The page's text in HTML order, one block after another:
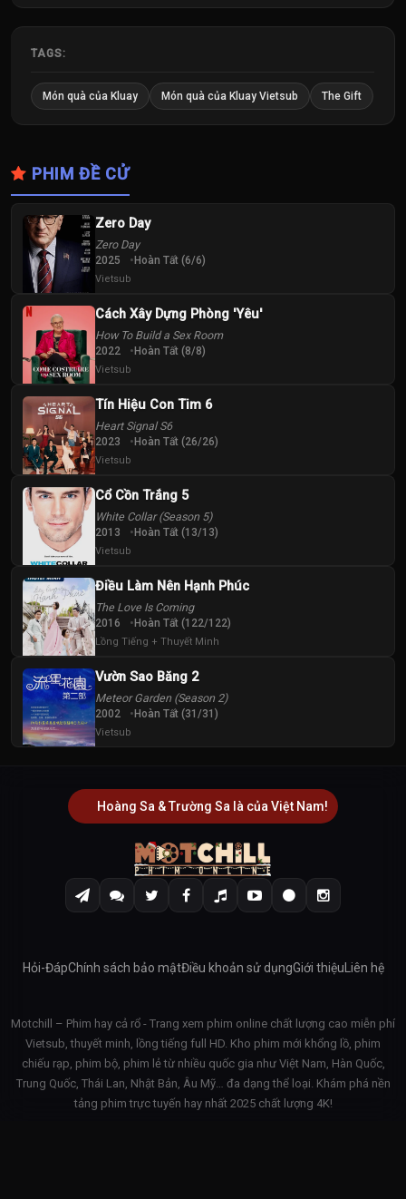
25
26
27
28
Tập
29
Tập
30
Tập
Tập
34
Tập
TAGS:
Món quà của Kluay Món quà của Kluay Vietsub The Gift
PHIM ĐỀ CỬ
Zero Day
Zero Day
2025 Hoàn Tất (6/6)
Vietsub
Cách Xây Dựng Phòng 'Yêu'
How To Build a Sex Room
2022 Hoàn Tất (8/8)
Vietsub
Tín Hiệu Con Tim 6
Heart Signal S6
2023 Hoàn Tất (26/26)
Vietsub
Cổ Cồn Trắng 5
White Collar (Season 5)
2013 Hoàn Tất (13/13)
Vietsub
Điều Làm Nên Hạnh Phúc
The Love Is Coming
2016 Hoàn Tất (122/122)
Lồng Tiếng + Thuyết Minh
Vườn Sao Băng 2
Meteor Garden (Season 2)
2002 Hoàn Tất (31/31)
Vietsub
Hoàng Sa & Trường Sa là của Việt Nam!
Hỏi-ĐápChính sách bảo mậtĐiều khoản sử dụngGiới thiệu Liên hệ
Motchill – Phim hay cả rổ - Trang xem phim online chất lượng cao miễn phí
Vietsub, thuyết minh, lồng tiếng full HD. Kho phim mới khổng lồ, phim
chiếu rạp, phim bộ, phim lẻ từ nhiều quốc gia như Việt Nam, Hàn Quốc,
Trung Quốc, Thái Lan, Nhật Bản, Âu Mỹ… đa dạng thể loại. Khám phá nền
tảng phim trực tuyến hay nhất 2025 chất lượng 4K!